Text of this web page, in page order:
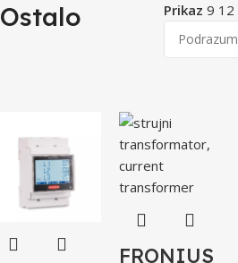
Ostalo Prikaz9 12
FRONIUS